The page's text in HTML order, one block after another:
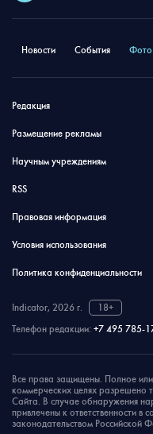
Новости События Фото
Редакция
Размещение рекламы
Научным учреждениям
RSS
Правовая информация
Условия использования
Политика конфиденциальности
Indicator, 2026 г.
18+
Телефон редакции: +7 495 785-
Все права защищены. Полное
коммерческих целях разрешено
Сайта. В случае обнаружения
привлечены к ответственности в
законодательством Российской